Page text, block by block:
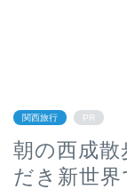
関西旅行 PR
朝の西成
だき新世